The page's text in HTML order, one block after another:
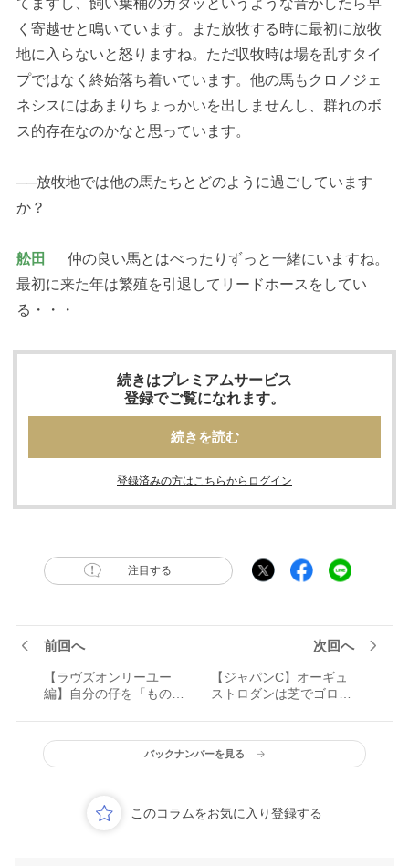
く寄越せと鳴いています。また放牧する時に最初に放牧
地に入らないと怒りますね。ただ収牧時は場を乱すタイ
プではなく終始落ち着いています。他の馬もクロノジェ
ネシスにはあまりちょっかいを出しませんし、群れのボ
ス的存在なのかなと思っています。
──放牧地では他の馬たちとどのように過ごしています
か？
舩田
仲の良い馬とはべったりずっと一緒にいますね。
最初に来た年は繁殖を引退してリードホースをしてい
る・・・
続きはプレミアムサービス
登録でご覧になれます。
続きを読む
登録済みの方はこちらからログイン
注目する
前回へ
【ラヴズオンリーユー
編】自分の仔を「ものす
た」 19年牝馬三冠を分
けた名牝の“今”
次回へ
【ジャパンC】オーギュ
ストロダンは芝でゴロゴ
のゆるい出馬表！
バックナンバーを見る
このコラムをお気に入り登録する